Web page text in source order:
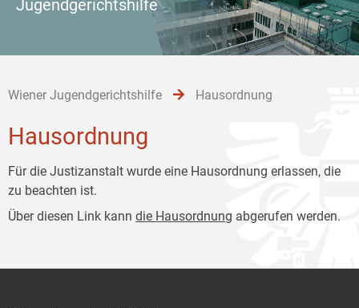
Jugendgerichtshilfe
Wiener Jugendgerichtshilfe Hausordnung
Hausordnung
Für die Justizanstalt wurde eine Hausordnung erlassen, die
zu beachten ist.
Über diesen Link kann die Hausordnung abgerufen werden.